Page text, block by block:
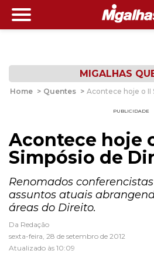
MIGALHAS
Home > Quentes > Acontece hoje o II
PUBLICIDADE
Acontece hoje
Simpósio de
Renomados
assuntos atuais
áreas do Direito.
Da Redação
sexta-feira, 28 de setembro de 2012
Atualizado às 10:09